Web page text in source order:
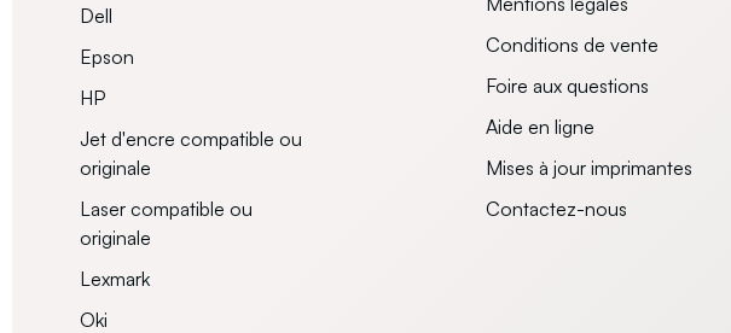
Dell
Epson
HP
Jet d'encre compatible ou
originale
Laser compatible ou
originale
Lexmark
Oki
Conditions de vente
Foire aux questions
Aide en ligne
Mises à jour imprimantes
Contactez-nous